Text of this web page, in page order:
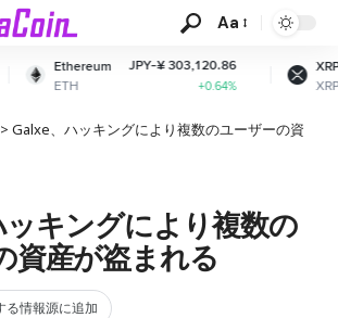
Aa
JPY-¥ 303,120.86
XRP
XRP
JPY-¥ 163.71
-1.25%
> Galxe、ハッキングにより複数のユーザーの資
キングにより複数の
資産が盗まれる
情報源に追加